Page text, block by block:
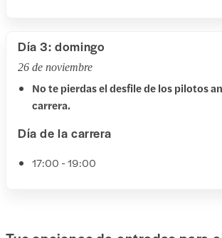
Día 3: domingo
26 de noviembre
No te pierdas el desfile de los pilotos
carrera.
Día de la carrera
17:00 - 19:00